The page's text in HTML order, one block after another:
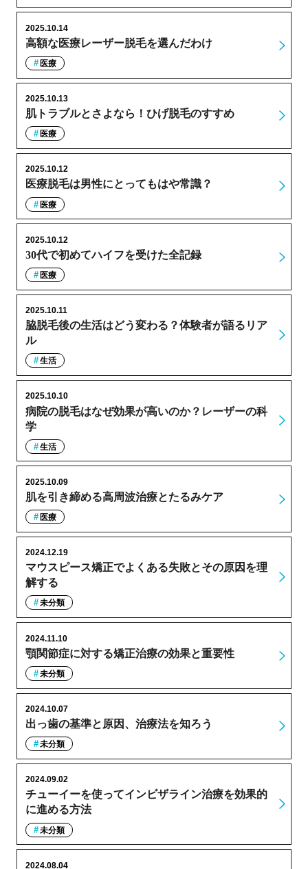
高額な医療レーザー脱毛を選んだわけ
2025.10.14
医療
肌トラブルとさよなら！ひげ脱毛のすすめ
2025.10.13
医療
医療脱毛は男性にとってもはや常識？
2025.10.12
医療
30代で初めてハイフを受けた全記録
2025.10.12
医療
脇脱毛後の生活はどう変わる？体験者が語るリア
ル
2025.10.11
生活
病院の脱毛はなぜ効果が高いのか？レーザーの科
学
2025.10.10
生活
肌を引き締める高周波治療とたるみケア
2025.10.09
医療
マウスピース矯正でよくある失敗とその原因を理
解する
2024.12.19
未分類
顎関節症に対する矯正治療の効果と重要性
2024.11.10
未分類
出っ歯の基準と原因、治療法を知ろう
2024.10.07
未分類
チューイーを使ってインビザライン治療を効果的
に進める方法
2024.09.02
未分類
2024.08.04